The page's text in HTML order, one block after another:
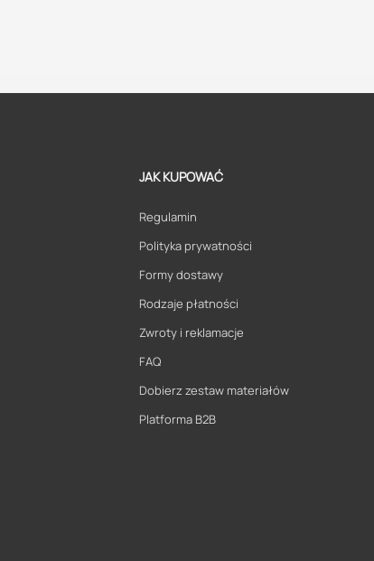
JAK KUPOWAĆ
Regulamin
Polityka prywatności
Formy dostawy
Rodzaje płatności
Zwroty i reklamacje
FAQ
Dobierz zestaw materiałów
Platforma B2B